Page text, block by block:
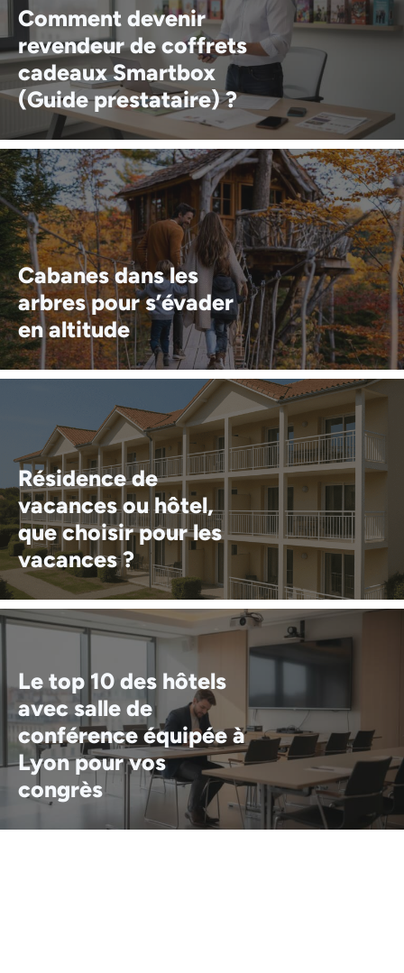
Comment devenir
revendeur de coffrets
cadeaux Smartbox
(Guide prestataire) ?
Cabanes dans les
arbres pour s’évader
en altitude
Résidence de
vacances ou hôtel,
que choisir pour les
vacances ?
Le top 10 des hôtels
avec salle de
conférence équipée à
Lyon pour vos
congrès